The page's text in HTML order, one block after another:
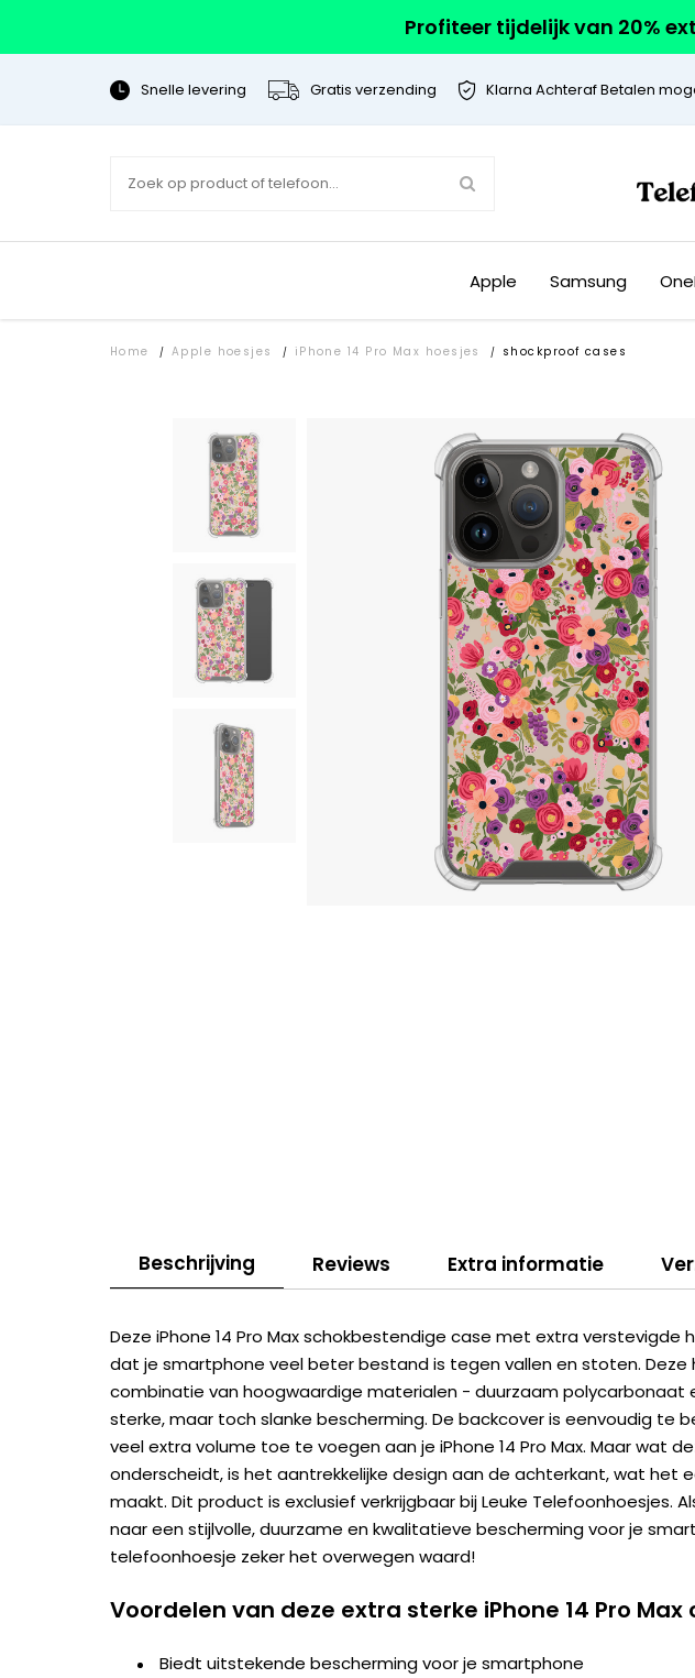
Profiteer tijdelijk van 20%
Snelle levering Gratis verzending Klarna Achteraf Betalen
Apple Samsung
Home / Apple hoesjes / iPhone 14 Pro Max hoesjes / shockproof cases
Beschrijving Reviews Extra informatie
Deze iPhone 14 Pro Max schokbestendige case met extra verstevigde
dat je smartphone veel beter bestand is tegen vallen en stoten. Deze
combinatie van hoogwaardige materialen - duurzaam polycarbonaat
sterke, maar toch slanke bescherming. De backcover is eenvoudig te
veel extra volume toe te voegen aan je iPhone 14 Pro Max. Maar wat
onderscheidt, is het aantrekkelijke design aan de achterkant, wat het
maakt. Dit product is exclusief verkrijgbaar bij Leuke Telefoonhoesjes.
naar een stijlvolle, duurzame en kwalitatieve bescherming voor je
telefoonhoesje zeker het overwegen waard!
Voordelen van deze extra sterke iPhone 14 Pro Max
Biedt uitstekende bescherming voor je smartphone